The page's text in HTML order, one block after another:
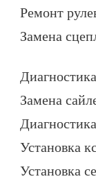
Ремонт
Замена
Замена
Установка
Установка